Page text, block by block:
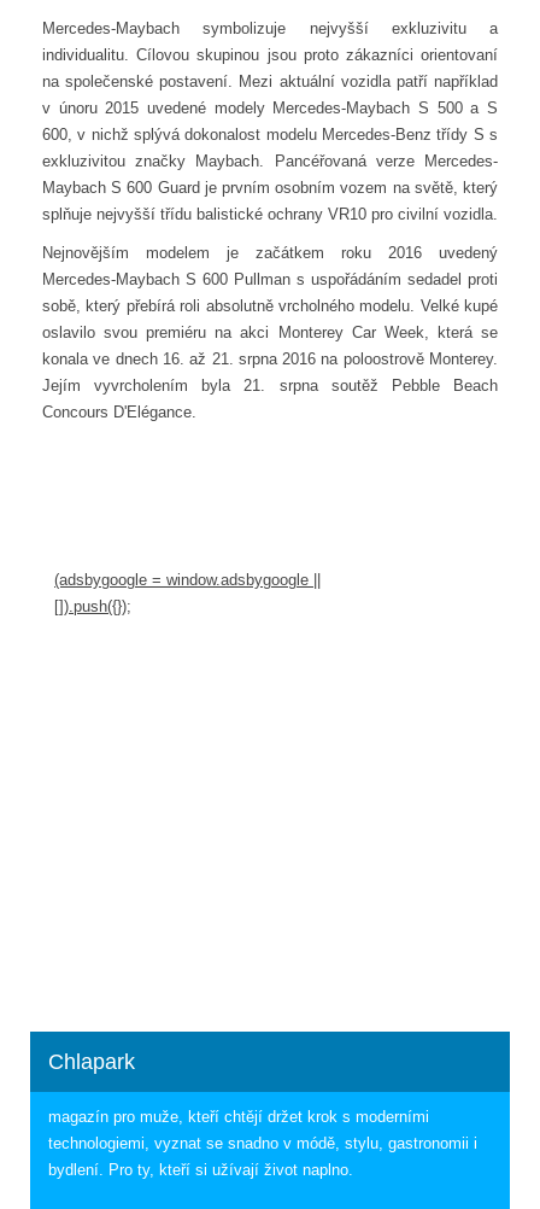
Mercedes-Maybach symbolizuje nejvyšší exkluzivitu a
individualitu. Cílovou skupinou jsou proto zákazníci orientovaní
na společenské postavení. Mezi aktuální vozidla patří například
v únoru 2015 uvedené modely Mercedes-Maybach S 500 a S
600, v nichž splývá dokonalost modelu Mercedes-Benz třídy S s
exkluzivitou značky Maybach. Pancéřovaná verze Mercedes-
Maybach S 600 Guard je prvním osobním vozem na světě, který
splňuje nejvyšší třídu balistické ochrany VR10 pro civilní vozidla.
Nejnovějším modelem je začátkem roku 2016 uvedený
Mercedes-Maybach S 600 Pullman s uspořádáním sedadel proti
sobě, který přebírá roli absolutně vrcholného modelu. Velké kupé
oslavilo svou premiéru na akci Monterey Car Week, která se
konala ve dnech 16. až 21. srpna 2016 na poloostrově Monterey.
Jejím vyvrcholením byla 21. srpna soutěž Pebble Beach
Concours D'Elégance.
(adsbygoogle = window.adsbygoogle ||
[]).push({});
Chlapark
magazín pro muže, kteří chtějí držet krok s moderními
technologiemi, vyznat se snadno v módě, stylu, gastronomii i
bydlení. Pro ty, kteří si užívají život naplno.